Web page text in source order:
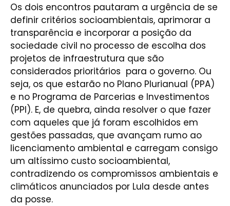
Os dois encontros pautaram a urgência de se
definir critérios socioambientais, aprimorar a
transparência e incorporar a posição da
sociedade civil no processo de escolha dos
projetos de infraestrutura que são
considerados prioritários para o governo. Ou
seja, os que estarão no Plano Plurianual (PPA)
e no Programa de Parcerias e Investimentos
(PPI). E, de quebra, ainda resolver o que fazer
com aqueles que já foram escolhidos em
gestões passadas, que avançam rumo ao
licenciamento ambiental e carregam consigo
um altíssimo custo socioambiental,
contradizendo os compromissos ambientais e
climáticos anunciados por Lula desde antes
da posse.